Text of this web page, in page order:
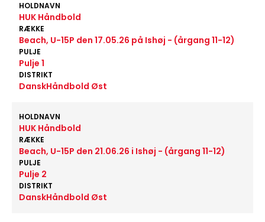
HOLDNAVN
HUK Håndbold
RÆKKE
Beach, U-15P den 17.05.26 på Ishøj - (årgang 11-12)
PULJE
Pulje 1
DISTRIKT
DanskHåndbold Øst
HOLDNAVN
HUK Håndbold
RÆKKE
Beach, U-15P den 21.06.26 i Ishøj - (årgang 11-12)
PULJE
Pulje 2
DISTRIKT
DanskHåndbold Øst